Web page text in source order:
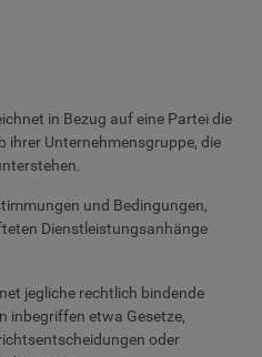
in Bezug auf eine Partei die
ihrer Unternehmensgruppe, die
und Bedingungen,
Dienstleistungsanhänge
jegliche rechtlich bindende
inbegriffen etwa Gesetze,
oder